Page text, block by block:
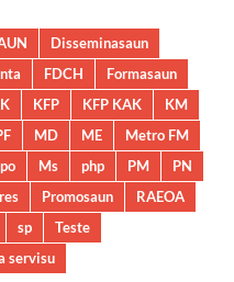
Disseminasaun
FDCH
Formasaun
KFP KFP KAK
KM
MD ME
Metro FM
Ms php PM
PN
Promosaun
RAEOA
sp
Teste
servisu